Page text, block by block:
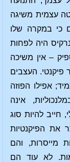
עצמית משיגה
כי במקרה שלו
היה לפחות
– אין משיכה
פיקנטי. העצבים
אפילו הפוזה
אינה
חייב להיות סוג
את הפיקנטיות
מייסרות, והם
לא עוד הם